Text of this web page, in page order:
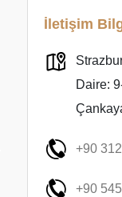
İletişim
Daire:
+90
+90